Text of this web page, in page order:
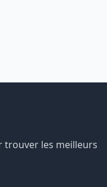
trouver les meilleurs